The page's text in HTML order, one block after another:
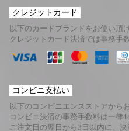
クレジットカード
以下のカードブランドをお使い頂け
クレジットカード決済では事務手
コンビニ支払い
以下のコンビニエンスストアから
コンビニ決済の事務手数料は一律
ご注文日の翌日から3日以内に、